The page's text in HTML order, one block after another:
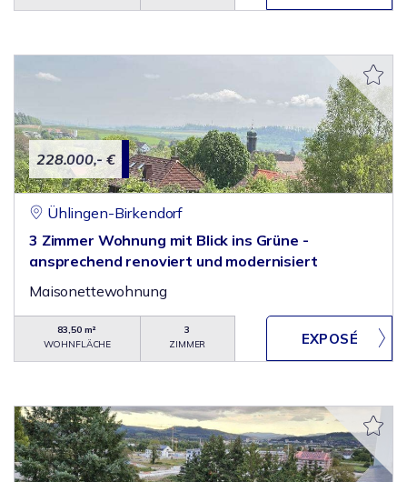
228.000,- €
Ühlingen-Birkendorf
3 Zimmer Wohnung mit Blick ins Grüne -
ansprechend renoviert und modernisiert
Maisonettewohnung
83,50 m²
WOHNFLÄCHE
3
ZIMMER